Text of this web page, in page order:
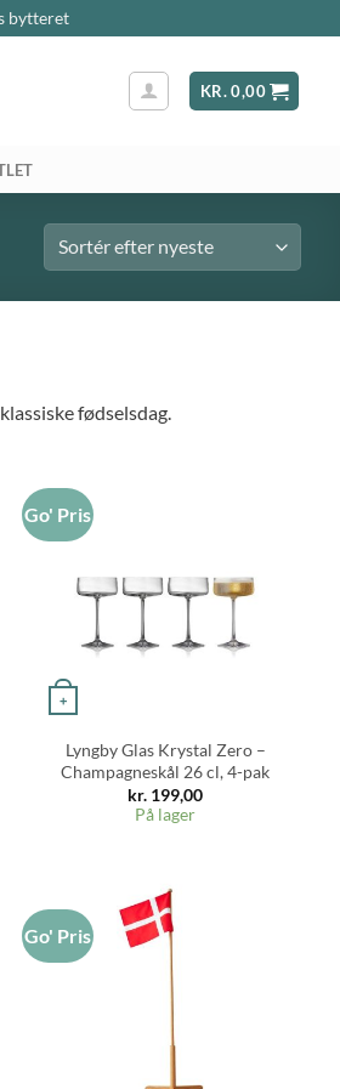
bytteret
KR.0,00
fødselsdag.
Go' Pris
+
Lyngby Glas Krystal Zero –
Champagneskål 26 cl, 4-pak
kr. 199,00
På lager
Go' Pris